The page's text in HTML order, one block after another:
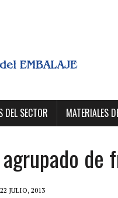
DEL SECTOR MATERIALES
22 JULIO, 2013